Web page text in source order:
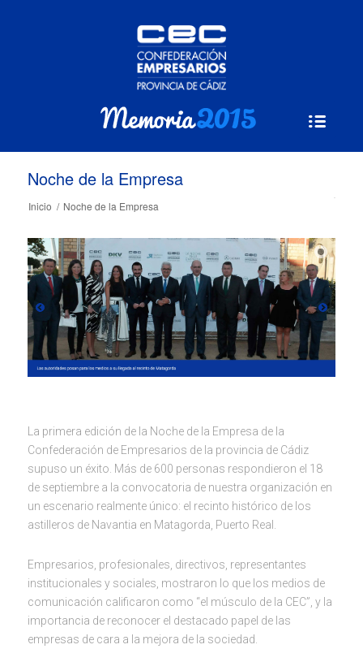
Noche de la Empresa
Inicio / Noche de la Empresa
La primera edición de la Noche de la Empresa de la
Confederación de Empresarios de la provincia de Cádiz
supuso un éxito. Más de 600 personas respondieron el 18
de septiembre a la convocatoria de nuestra organización en
un escenario realmente único: el recinto histórico de los
astilleros de Navantia en Matagorda, Puerto Real.
Empresarios, profesionales, directivos, representantes
institucionales y sociales, mostraron lo que los medios de
comunicación calificaron como “el músculo de la CEC”, y la
importancia de reconocer el destacado papel de las
empresas de cara a la mejora de la sociedad.